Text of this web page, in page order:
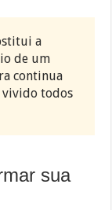
a
de um
continua
vivido todos
sua